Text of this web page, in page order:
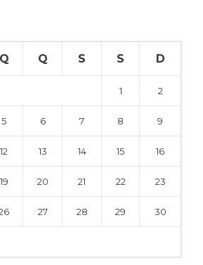
Q Q S S D
1 2
5 6 7 8 9
12 13 14 15 16
19 20 21 22 23
27 28 29 30